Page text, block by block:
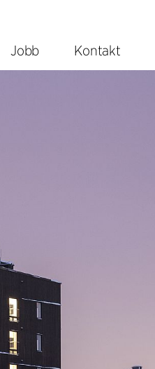
Jobb Kontakt